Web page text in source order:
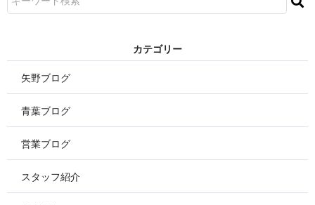
カ テ ゴ リ ー
矢野ブログ
青葉ブログ
営業ブログ
スタッフ紹介